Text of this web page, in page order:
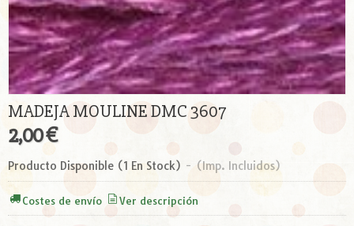
MADEJA MOULINE DMC 3607
2,00 €
Producto Disponible (1 En Stock) - (Imp. Incluidos)
Costes de envío Ver descripción